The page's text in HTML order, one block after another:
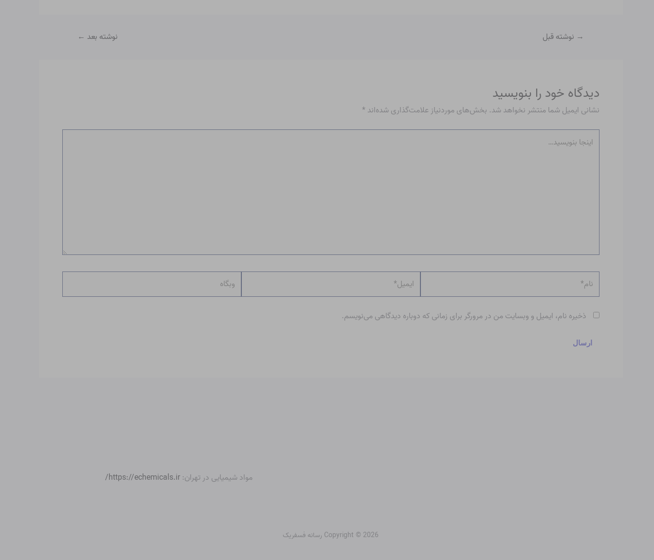
→ نوشته قبل نوشته بعد ←
دیدگاه‌ خود را بنویسید
نشانی ایمیل شما منتشر نخواهد شد. بخش‌های موردنیاز علامت‌گذاری شده‌اند *
بنویسید…
نام* ایمیل* وبگاه
ذخیره نام، ایمیل و وبسایت من در مرورگر برای زمانی که دوباره دیدگاهی می‌نویسم.
مواد شیمیایی در تهران:https://echemicals.ir/
Copyright © 2026 رسانه فسفریک